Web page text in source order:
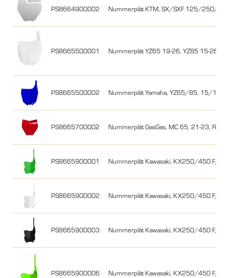
PS8664900002 Nummerplåt KTM, SX/SXF 125/250/
PS8665500001 Nummerplåt YZ65 19-26, YZ85 15-26, Vit
PS8665500002 Nummerplåt Yamaha, YZ65/85, 15/19-
PS8665700002 Nummerplåt GasGas, MC 65, 21-23, Röd
PS8665900001 Nummerplåt Kawasaki, KX250/450 F/X
PS8665900002 Nummerplåt Kawasaki, KX250/450 F/
PS8665900003 Nummerplåt Kawasaki, KX250/450 F/X
PS8665900006 Nummerplåt Kawasaki, KX250/450 F/X